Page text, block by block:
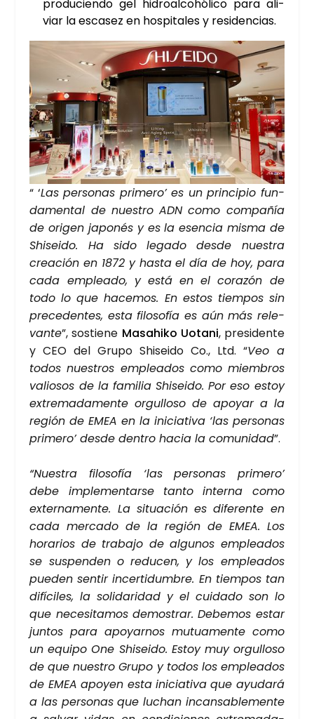
pro­du­cien­do gel hidro­al­cohó­li­co para ali­
viar la esca­sez en hos­pi­ta­les y resi­den­cias.
“ ‘Las per­so­nas pri­me­ro’ es un prin­ci­pio fun­
da­men­tal de nues­tro ADN como com­pa­ñía
de ori­gen japo­nés y es la esen­cia mis­ma de
Shi­sei­do. Ha sido lega­do des­de nues­tra
crea­ción en 1872 y has­ta el día de hoy, para
cada emplea­do, y está en el cora­zón de
todo lo que hace­mos. En estos tiem­pos sin
pre­ce­den­tes, esta filo­so­fía es aún más rele­
van­te”, sos­tie­ne Masahi­ko Uota­ni, pre­si­den­te
y CEO del Gru­po Shi­sei­do Co., Ltd. “Veo a
todos nues­tros emplea­dos como miem­bros
valio­sos de la fami­lia Shi­sei­do. Por eso estoy
extre­ma­da­men­te orgu­llo­so de apo­yar a la
región de EMEA en la ini­cia­ti­va ‘las per­so­nas
pri­me­ro’ des­de den­tro hacia la comu­ni­dad”.
“Nues­tra filo­so­fía ‘las per­so­nas pri­me­ro’
debe imple­men­tar­se tan­to inter­na como
exter­na­men­te. La situa­ción es dife­ren­te en
cada mer­ca­do de la región de EMEA. Los
hora­rios de tra­ba­jo de algu­nos emplea­dos
se sus­pen­den o redu­cen, y los emplea­dos
pue­den sen­tir incer­ti­dum­bre. En tiem­pos tan
difí­ci­les, la soli­da­ri­dad y el cui­da­do son lo
que nece­si­ta­mos demos­trar. Debe­mos estar
jun­tos para apo­yar­nos mutua­men­te como
un equi­po One Shi­sei­do. Estoy muy orgu­llo­so
de que nues­tro Gru­po y todos los emplea­dos
de EMEA apo­yen esta ini­cia­ti­va que ayu­da­rá
a las per­so­nas que luchan incan­sa­ble­men­te